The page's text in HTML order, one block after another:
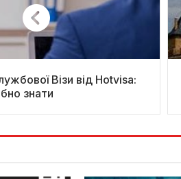
Візи від Hotvisa:
знати